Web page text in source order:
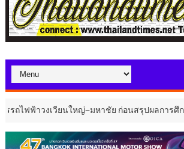
ฟ้าวงเวียนใหญ่–มหาชัย ก่อนสรุปผลการศึกษา